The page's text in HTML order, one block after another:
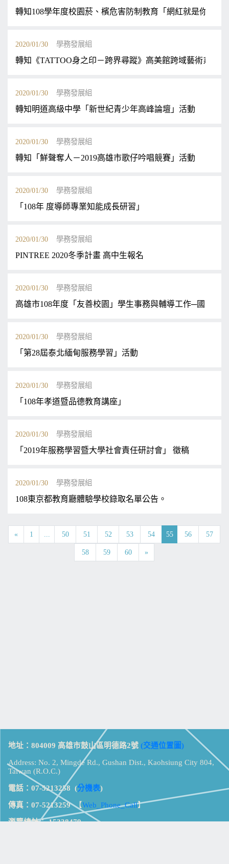
轉知108學年度校園菸、檳危害防制教育「網紅就是你」活
2020/01/30 學務發展組
轉知《TATTOO身之印－跨界尋蹤》高美館跨域藝術系列
2020/01/30 學務發展組
轉知明道高級中學「新世紀青少年高峰論壇」活動
2020/01/30 學務發展組
轉知「鮮聲奪人－2019高雄市歌仔吟唱競賽」活動
2020/01/30 學務發展組
「108年 度導師專業知能成長研習」
2020/01/30 學務發展組
PINTREE 2020冬季計畫 高中生報名
2020/01/30 學務發展組
高雄市108年度「友善校園」學生事務與輔導工作─國民小
2020/01/30 學務發展組
「第28屆泰北緬甸服務學習」活動
2020/01/30 學務發展組
「108年孝道暨品德教育講座」
2020/01/30 學務發展組
「2019年服務學習暨大學社會責任研討會」 徵稿
2020/01/30 學務發展組
108東京都教育廳體驗學校錄取名單公告。
« 1 ... 50 51 52 53 54 55 56 57
58 59 60 »
地址：804009 高雄市鼓山區明德路2號 (交通位置圖)
Address: No. 2, Mingde Rd., Gushan Dist., Kaohsiung City 804,
Taiwan (R.O.C.)
電話：07-5213258 (分機表)
傳真：07-5213259【Web_Phone_Call】
瀏覽總計： 15338479